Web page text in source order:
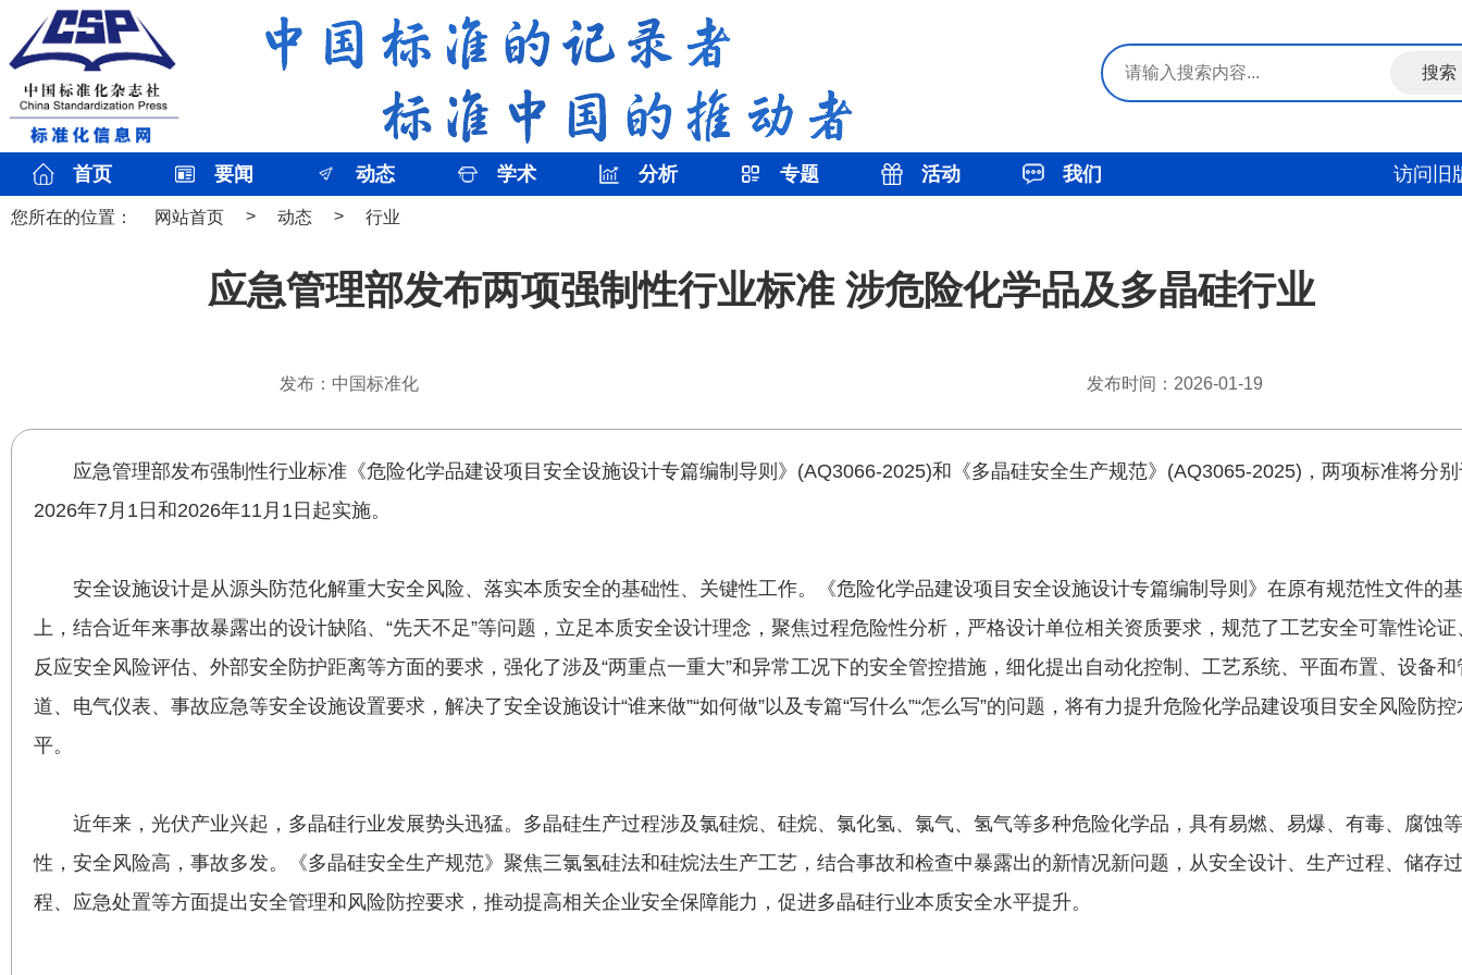
首页 要闻 动态 学术 分析 专题 活动 我们 访问旧
您所在的位置： 网站首页 > 动态 > 行业
应急管理部发布两项强制性行业标准 涉危险化学品及多晶硅行业
发布：中国标准化 发布时间：2026-01-19
应急管理部发布强制性行业标准《危险化学品建设项目安全设施设计专篇编制导则》(AQ3066-2025)和《多晶硅安全生产规范》(AQ3065-2025)，两项标准将分
2026年7月1日和2026年11月1日起实施。
安全设施设计是从源头防范化解重大安全风险、落实本质安全的基础性、关键性工作。《危险化学品建设项目安全设施设计专篇编制导则》在原有规范性文件的
上，结合近年来事故暴露出的设计缺陷、“先天不足”等问题，立足本质安全设计理念，聚焦过程危险性分析，严格设计单位相关资质要求，规范了工艺安全可靠性论证
反应安全风险评估、外部安全防护距离等方面的要求，强化了涉及“两重点一重大”和异常工况下的安全管控措施，细化提出自动化控制、工艺系统、平面布置、设备和
道、电气仪表、事故应急等安全设施设置要求，解决了安全设施设计“谁来做”“如何做”以及专篇“写什么”“怎么写”的问题，将有力提升危险化学品建设项目安全风险防控
平。
近年来，光伏产业兴起，多晶硅行业发展势头迅猛。多晶硅生产过程涉及氯硅烷、硅烷、氯化氢、氯气、氢气等多种危险化学品，具有易燃、易爆、有毒、腐蚀
性，安全风险高，事故多发。《多晶硅安全生产规范》聚焦三氯氢硅法和硅烷法生产工艺，结合事故和检查中暴露出的新情况新问题，从安全设计、生产过程、储存过
程、应急处置等方面提出安全管理和风险防控要求，推动提高相关企业安全保障能力，促进多晶硅行业本质安全水平提升。